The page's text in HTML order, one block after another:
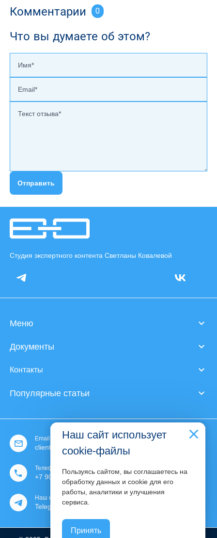
Комментарии 0
Что вы думаете об этом?
Отправить
Студия экспертного контента Светланы Ковалевой
Меню
Документы
Контакты
Популярные статьи
Email:
client@expert-content.ru
Телефон:
+7 903 130 30 76
Наш канал:
Telegram
Наш сайт использует
cookie-файлы
Пользуясь сайтом, вы соглашаетесь на
обработку данных и cookie для его
работы, аналитики и улучшения
сервиса.
Принять